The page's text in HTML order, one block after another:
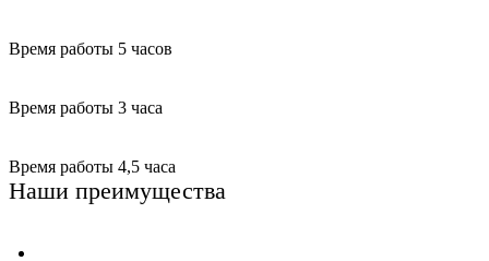
Время работы 5 часов
Время работы 3 часа
Время работы 4,5 часа
Наши преимущества